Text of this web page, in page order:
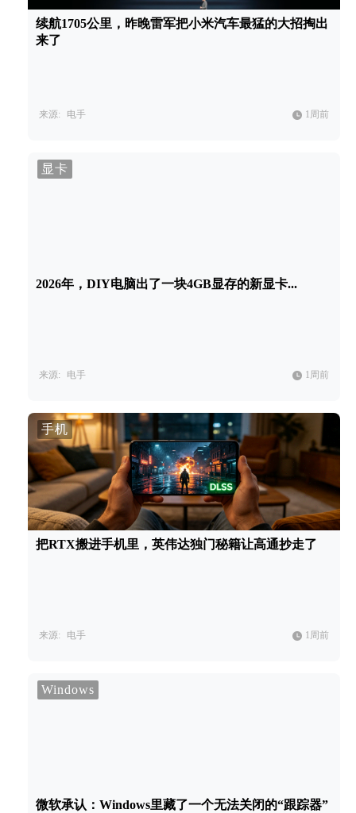
续航1705公里，昨晚雷军把小米汽车最猛的大招掏出
来了
来源: 电手 1周前
显卡
2026年，DIY电脑出了一块4GB显存的新显卡...
来源: 电手 1周前
手机
把RTX搬进手机里，英伟达独门秘籍让高通抄走了
来源: 电手 1周前
Windows
微软承认：Windows里藏了一个无法关闭的“跟踪器”